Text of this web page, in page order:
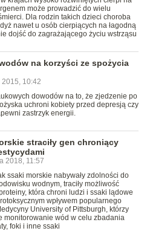
może prowadzić do wielu
Dla rodzin takich dzieci choroba
nawet u osób cierpiących na łagodną
dojść do zagrażającego życiu wstrząsu
na korzyści ze spożycia
10:42
dowodów na to, że zjedzenie po
uchroni kobiety przed depresją czy
zastrzyk energii.
straciły gen chroniący
2018, 11:57
ssaki morskie nabywały zdolności do
wodnym, traciły możliwość
która chroni ludzi i ssaki lądowe
wpływem popularnego
University of Pittsburgh, którzy
monitorowanie wód w celu zbadania
foki i inne ssaki